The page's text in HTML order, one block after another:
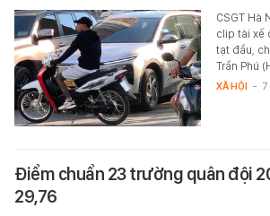
CSGT Hà
clip tài xế
tạt đầu,
Trần Phú
XÃ HỘI -
Điểm chuẩn 23 trường quân đội
29,76